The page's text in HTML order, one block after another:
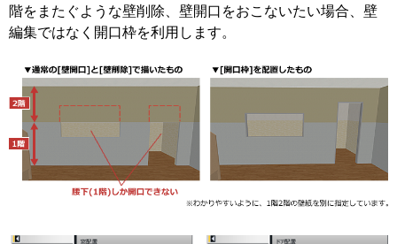
階をまたぐような壁削除、壁開口をおこないたい場合、壁
編集ではなく開口枠を利用します。